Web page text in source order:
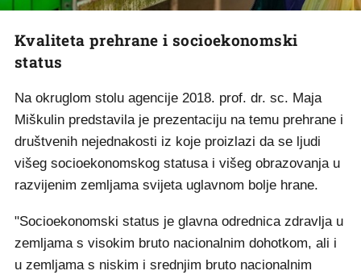
Kvaliteta prehrane i socioekonomski
status
Na okruglom stolu agencije 2018. prof. dr. sc. Maja
Miškulin predstavila je prezentaciju na temu prehrane i
društvenih nejednakosti iz koje proizlazi da se ljudi
višeg socioekonomskog statusa i višeg obrazovanja u
razvijenim zemljama svijeta uglavnom bolje hrane.
"Socioekonomski status je glavna odrednica zdravlja u
zemljama s visokim bruto nacionalnim dohotkom, ali i
u zemljama s niskim i srednjim bruto nacionalnim